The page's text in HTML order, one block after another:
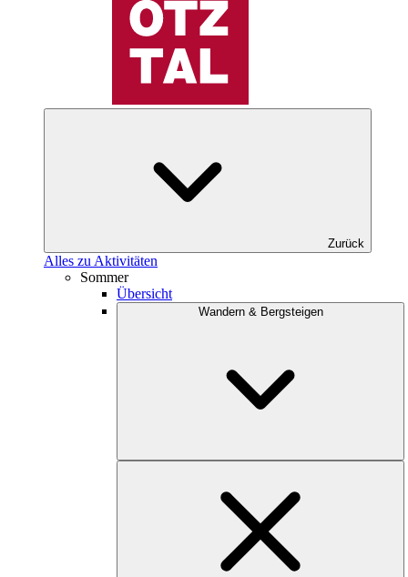
Zurück
Alles zu Aktivitäten
Sommer
Übersicht
Wandern & Bergsteigen